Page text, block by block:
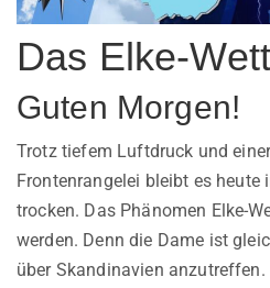
Das Elke-
Guten Morgen!
Trotz tiefem Luftdruck und
Frontenrangelei bleibt es heute
trocken. Das Phänomen Elke-
werden. Denn die Dame ist
über Skandinavien anzutreffen.